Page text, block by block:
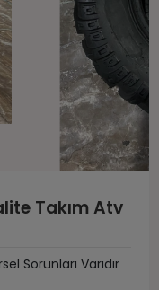
Takım Atv
Sorunları Varıdır